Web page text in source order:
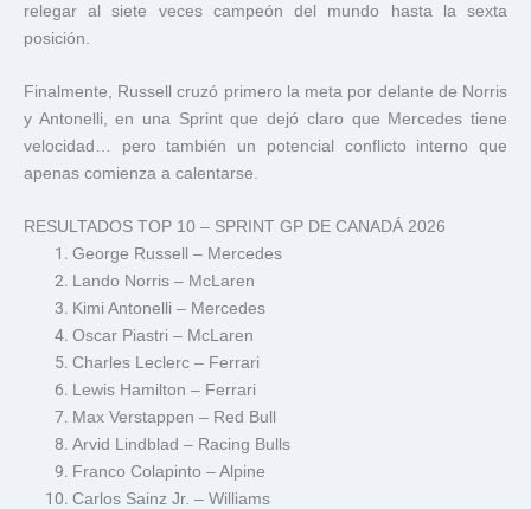
relegar al siete veces campeón del mundo hasta la sexta
posición.
Finalmente, Russell cruzó primero la meta por delante de Norris
y Antonelli, en una Sprint que dejó claro que Mercedes tiene
velocidad… pero también un potencial conflicto interno que
apenas comienza a calentarse.
RESULTADOS TOP 10 – SPRINT GP DE CANADÁ 2026
George Russell – Mercedes
Lando Norris – McLaren
Kimi Antonelli – Mercedes
Oscar Piastri – McLaren
Charles Leclerc – Ferrari
Lewis Hamilton – Ferrari
Max Verstappen – Red Bull
Arvid Lindblad – Racing Bulls
Franco Colapinto – Alpine
Carlos Sainz Jr. – Williams